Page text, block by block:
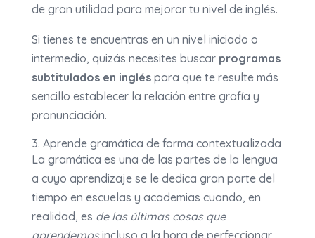
de gran utilidad para mejorar tu nivel de inglés.
Si tienes te encuentras en un nivel iniciado o
intermedio, quizás necesites buscar programas
subtitulados en ingléspara que te resulte más
sencillo establecer la relación entre grafía y
pronunciación.
3. Aprende gramática de forma contextualizada
La gramática es una de las partes de la lengua
a cuyo aprendizaje se le dedica gran parte del
tiempo en escuelas y academias cuando, en
realidad, es de las últimas cosas que
aprendemosincluso a la hora de perfeccionar